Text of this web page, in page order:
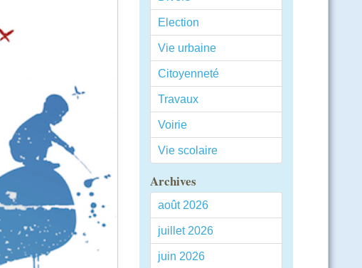
Election
Vie urbaine
Citoyenneté
Travaux
Voirie
Vie scolaire
Archives
août 2026
juillet 2026
juin 2026